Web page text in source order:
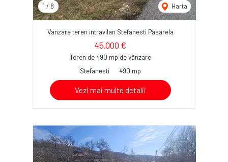
1 / 8 Harta
Vanzare teren intravilan Stefanesti Pasarela
45,000 €
Teren de 490 mp de vânzare
Stefanesti
490 mp
Vezi mai multe detalii